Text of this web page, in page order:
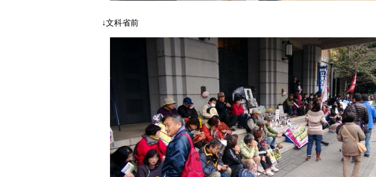
↓文科省前